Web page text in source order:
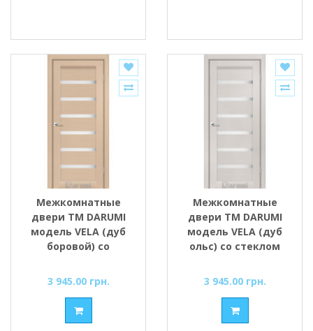
Межкомнатные
двери ТМ DARUMI
модель VELA (дуб
боровой) со
3 945.00 грн.
Межкомнатные
двери ТМ DARUMI
модель VELA (дуб
ольс) со стеклом
3 945.00 грн.